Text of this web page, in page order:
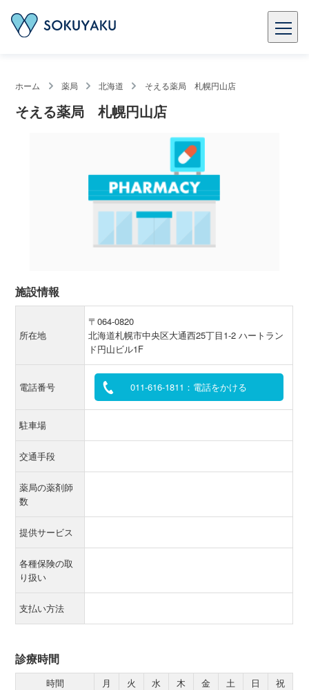
ホーム 薬局 北海道 そえる薬局 札幌円山店
そえる薬局 札幌円山店
施設情報
所在地
〒064-0820
北海道札幌市中央区大通西25丁目1-2 ハートラン
ド円山ビル1F
電話番号 011-616-1811：電話をかける
駐車場
交通手段
薬局の薬剤師
数
提供サービス
各種保険の取
り扱い
支払い方法
診療時間
時間 月 火 水 木 金 土 日
祝